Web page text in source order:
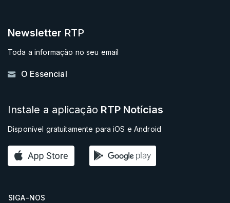
Newsletter RTP
Toda a informação no seu email
O Essencial
Instale a aplicação RTP Notícias
Disponível gratuitamente para iOS e Android
SIGA-NOS